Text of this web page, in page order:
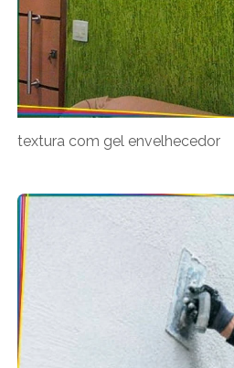
textura com gel envelhecedor